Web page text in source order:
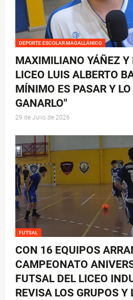
DEPORTE ESCOLAR MAGALLÁNICO
MAXIMILIANO YÁÑEZ Y
LICEO LUIS ALBERTO
MÍNIMO ES PASAR Y
GANARLO"
29 de Julio de 2026
FUTSAL
CON 16 EQUIPOS
CAMPEONATO
FUTSAL DEL LICEO
REVISA LOS GRUPOS Y